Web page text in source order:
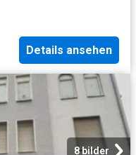
Details ansehen
8 bilder